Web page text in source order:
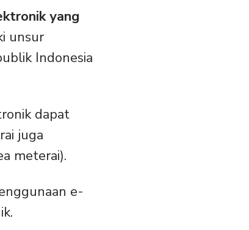
yang
unsur
Indonesia
dapat
juga
meterai).
e-